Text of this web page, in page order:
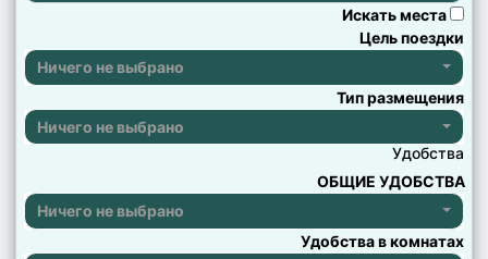
Искать места
Цель поездки
Ничего не выбрано
Тип размещения
Ничего не выбрано
Удобства
ОБЩИЕ УДОБСТВА
Ничего не выбрано
Удобства в комнатах